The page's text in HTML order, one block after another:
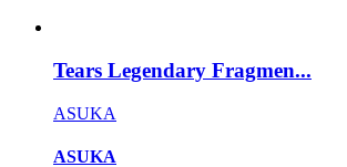
Tears Legendary Fragmen...
ASUKA
ASUKA